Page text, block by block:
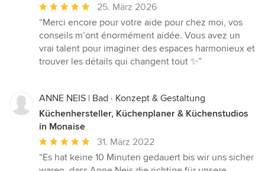
Durchschnittliche
Bewertung:
5
von
5
25. März 2026
“Merci encore pour votre aide pour chez moi, vos
conseils m’ont énormément aidée. Vous avez un
vrai talent pour imaginer des espaces harmonieux et
trouver les détails qui changent tout ✨”
ANNE NEIS | Bad · Konzept & Gestaltung
Küchenhersteller, Küchenplaner & Küchenstudios
in Monaise
Durchschnittliche
Bewertung:
5
31. März 2022
“Es hat keine 10 Minuten gedauert bis wir uns sicher